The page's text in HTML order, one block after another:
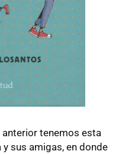
anterior tenemos esta
sus amigas, en donde